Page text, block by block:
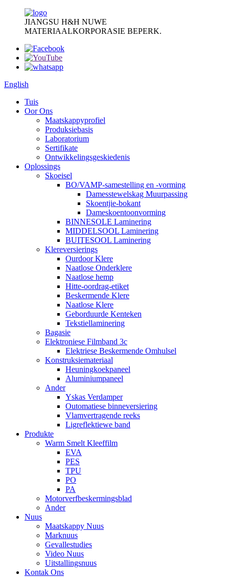
JIANGSU H&H NUWE
MATERIAALKORPORASIE BEPERK.
English
Tuis
Oor Ons
Maatskappyprofiel
Produksiebasis
Laboratorium
Sertifikate
Ontwikkelingsgeskiedenis
Oplossings
Skoeisel
BO/VAMP-samestelling en -vorming
Damesstewelskag Muurpassing
Skoentjie-bokant
Dameskoentoonvorming
BINNESOLE Laminering
MIDDELSOOL Laminering
BUITESOOL Laminering
Klereversierings
Ourdoor Klere
Naatlose Onderklere
Naatlose hemp
Hitte-oordrag-etiket
Beskermende Klere
Naatlose Klere
Geborduurde Kenteken
Tekstiellaminering
Bagasie
Elektroniese Filmband 3c
Elektriese Beskermende Omhulsel
Konstruksiemateriaal
Heuningkoekpaneel
Aluminiumpaneel
Ander
Yskas Verdamper
Outomatiese binneversiering
Vlamvertragende reeks
Ligreflektiewe band
Produkte
Warm Smelt Kleeffilm
EVA
PES
TPU
PO
PA
Motorverfbeskermingsblad
Ander
Nuus
Maatskappy Nuus
Marknuus
Gevallestudies
Video Nuus
Uitstallingsnuus
Kontak Ons